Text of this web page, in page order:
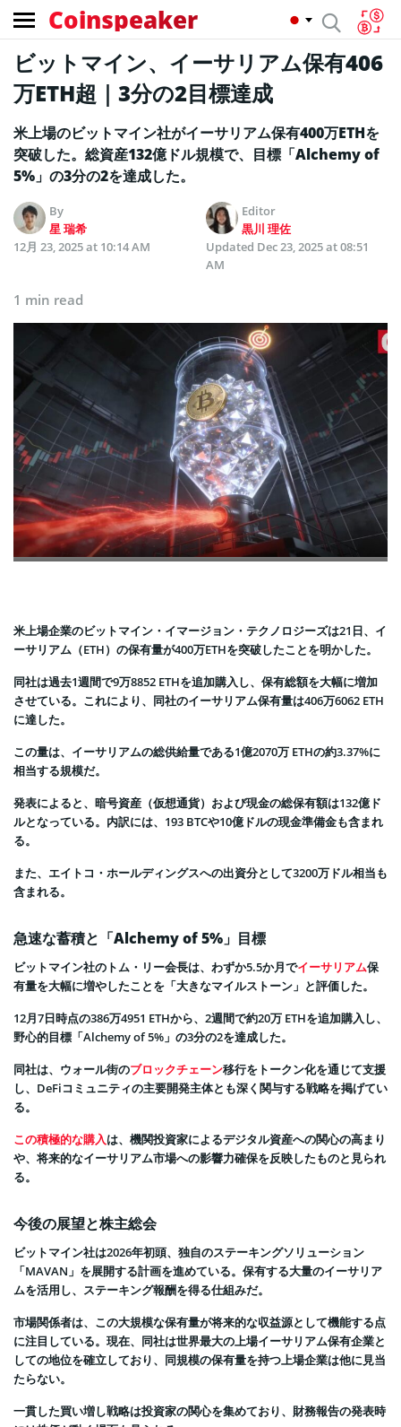
Coinspeaker
ビットマイン、イーサリアム保有406
万ETH超｜3分の2目標達成
米上場のビットマイン社がイーサリアム保有400万ETHを
突破した。総資産132億ドル規模で、目標「Alchemy of
5%」の3分の2を達成した。
By
星 瑞希
Editor
黒川 理佐
12月 23, 2025 at 10:14 AM
Updated Dec 23, 2025 at 08:51
AM
1 min read
米上場企業のビットマイン・イマージョン・テクノロジーズは21日、イ
ーサリアム（ETH）の保有量が400万ETHを突破したことを明かした。
同社は過去1週間で9万8852 ETHを追加購入し、保有総額を大幅に増加
させている。これにより、同社のイーサリアム保有量は406万6062 ETH
に達した。
この量は、イーサリアムの総供給量である1億2070万 ETHの約3.37%に
相当する規模だ。
発表によると、暗号資産（仮想通貨）および現金の総保有額は132億ド
ルとなっている。内訳には、193 BTCや10億ドルの現金準備金も含まれ
る。
また、エイトコ・ホールディングスへの出資分として3200万ドル相当も
含まれる。
急速な蓄積と「Alchemy of 5%」目標
ビットマイン社のトム・リー会長は、わずか5.5か月でイーサリアム保
有量を大幅に増やしたことを「大きなマイルストーン」と評価した。
12月7日時点の386万4951 ETHから、2週間で約20万 ETHを追加購入し、
野心的目標「Alchemy of 5%」の3分の2を達成した。
同社は、ウォール街のブロックチェーン移行をトークン化を通じて支援
し、DeFiコミュニティの主要開発主体とも深く関与する戦略を掲げてい
る。
この積極的な購入は、機関投資家によるデジタル資産への関心の高まり
や、将来的なイーサリアム市場への影響力確保を反映したものと見られ
る。
今後の展望と株主総会
ビットマイン社は2026年初頭、独自のステーキングソリューション
「MAVAN」を展開する計画を進めている。保有する大量のイーサリア
ムを活用し、ステーキング報酬を得る仕組みだ。
市場関係者は、この大規模な保有量が将来的な収益源として機能する点
に注目している。現在、同社は世界最大の上場イーサリアム保有企業と
しての地位を確立しており、同規模の保有量を持つ上場企業は他に見当
たらない。
一貫した買い増し戦略は投資家の関心を集めており、財務報告の発表時